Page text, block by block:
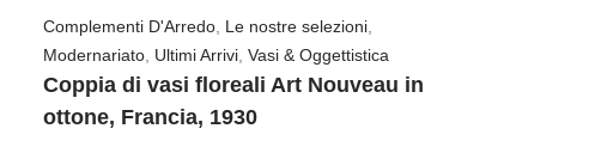
Complementi D'Arredo, Le nostre selezioni,
Modernariato, Ultimi Arrivi, Vasi & Oggettistica
Coppia di vasi floreali Art Nouveau in
ottone, Francia, 1930